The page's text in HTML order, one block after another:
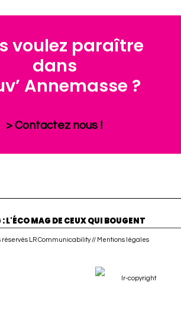
voulez paraître
dans
Annemasse ?
> Contactez nous !
L'ÉCO MAG DE CEUX QUI BOUGENT
réservés LR Communicability // Mentions légales